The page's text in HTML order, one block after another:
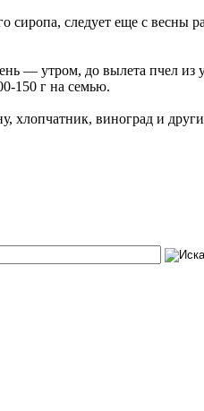
следует еще с весны
— утром, до вылета пчел
150 г на семью.
хлопчатник, виноград и